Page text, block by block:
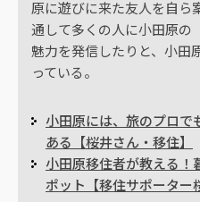
原に遊びに来た友人を自ら
通して多くの人に小田原の
魅力を発信したりと、小田
っている。
小田原には、旅のプロで
ある【桜井さん・移住】
小田原移住者が教える！
ポット【移住サポーター